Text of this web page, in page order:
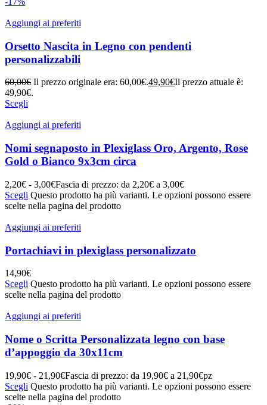
Aggiungi ai preferiti
Orsetto Nascita in Legno con pendenti
personalizzabili
60,00€ Il prezzo originale era: 60,00€.49,90€Il prezzo attuale è:
49,90€.
Scegli
Aggiungi ai preferiti
Nomi segnaposto in Plexiglass Oro, Argento, Rose
Gold o Bianco 9x3cm circa
2,20€ - 3,00€Fascia di prezzo: da 2,20€ a 3,00€
Scegli Questo prodotto ha più varianti. Le opzioni possono essere
scelte nella pagina del prodotto
Aggiungi ai preferiti
Portachiavi in plexiglass personalizzato
14,90€
Scegli Questo prodotto ha più varianti. Le opzioni possono essere
scelte nella pagina del prodotto
Aggiungi ai preferiti
Nome o Scritta Personalizzata legno con base
d’appoggio da 30x11cm
19,90€ - 21,90€Fascia di prezzo: da 19,90€ a 21,90€pz
Scegli Questo prodotto ha più varianti. Le opzioni possono essere
scelte nella pagina del prodotto